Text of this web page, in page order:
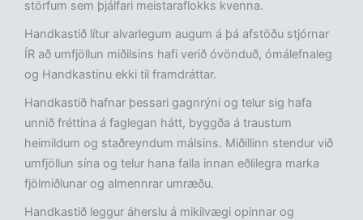
störfum sem þjálfari meistaraflokks kvenna.
Handkastið lítur alvarlegum augum á þá afstöðu stjórnar
ÍR að umfjöllun miðilsins hafi verið óvönduð, ómálefnaleg
og Handkastinu ekki til framdráttar.
Handkastið hafnar þessari gagnrýni og telur sig hafa
unnið fréttina á faglegan hátt, byggða á traustum
heimildum og staðreyndum málsins. Miðillinn stendur við
umfjöllun sína og telur hana falla innan eðlilegra marka
fjölmiðlunar og almennrar umræðu.
Handkastið leggur áherslu á mikilvægi opinnar og